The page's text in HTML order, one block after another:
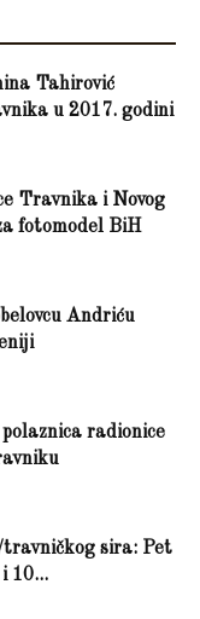
Tahirović
u 2017. godini
Travnika i Novog
fotomodel BiH
Andriću
radionice
sira: Pet
10...